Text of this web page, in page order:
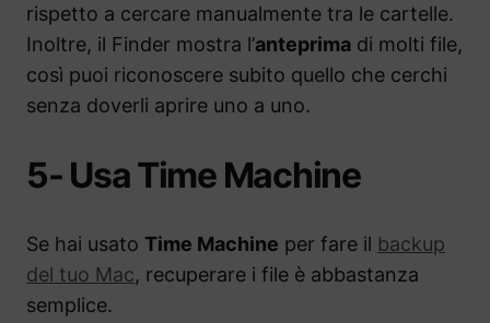
rispetto a cercare manualmente tra le cartelle.
Inoltre, il Finder mostra l’anteprima di molti file,
così puoi riconoscere subito quello che cerchi
senza doverli aprire uno a uno.
5- Usa Time Machine
Se hai usato Time Machine per fare il backup
del tuo Mac, recuperare i file è abbastanza
semplice.